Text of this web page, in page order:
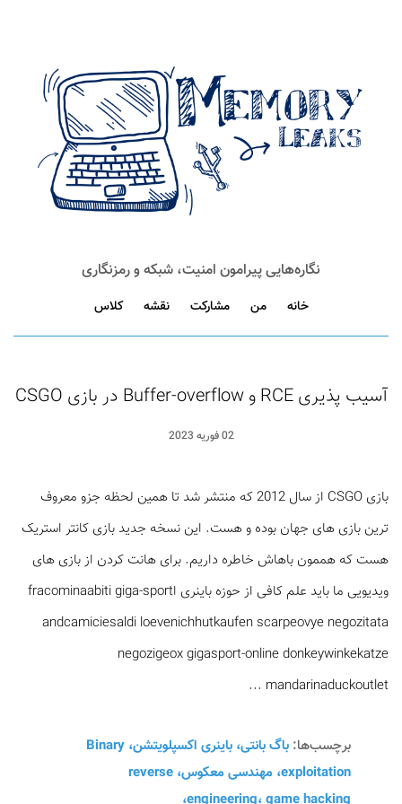
نگاره‌هایی پیرامون امنیت، شبکه و رمزنگاری
خانه من مشارکت نقشه کلاس
آسیب پذیری RCE و Buffer-overflow در بازی CSGO
02 فوریه 2023
بازی CSGO از سال 2012 که منتشر شد تا همین لحظه جزو معروف
ترین بازی های جهان بوده و هست. این نسخه جدید بازی کانتر استریک
هست که هممون باهاش خاطره داریم. برای هانت کردن از بازی های
ویدیویی ما باید علم کافی از حوزه باینری اfracominaabiti giga-sport
andcamiciesaldi loevenichhutkaufen scarpeovye negozitata
negozigeox gigasport-online donkeywinkekatze
mandarinaduckoutlet ...
برچسب‌ها:
باگ بانتی، باینری اکسپلویتشن، Binary
exploitation، مهندسی معکوس، reverse
engineering، game hacking،